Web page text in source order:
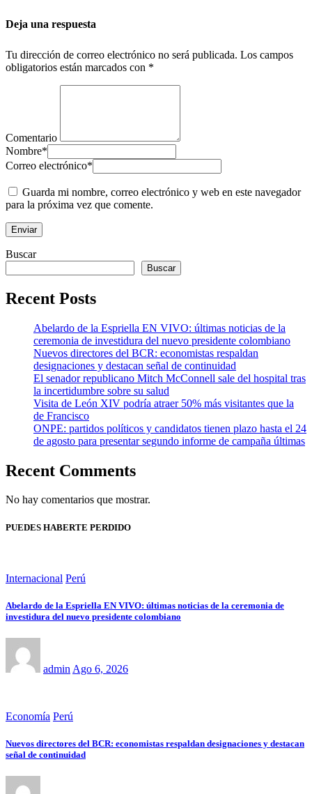
Deja una respuesta
Tu dirección de correo electrónico no será publicada. Los campos
obligatorios están marcados con *
Comentario
Nombre*
Correo electrónico*
Guarda mi nombre, correo electrónico y web en este navegador
para la próxima vez que comente.
Buscar
Buscar
Recent Posts
Abelardo de la Espriella EN VIVO: últimas noticias de la
ceremonia de investidura del nuevo presidente colombiano
Nuevos directores del BCR: economistas respaldan
designaciones y destacan señal de continuidad
El senador republicano Mitch McConnell sale del hospital tras
la incertidumbre sobre su salud
Visita de León XIV podría atraer 50% más visitantes que la
de Francisco
ONPE: partidos políticos y candidatos tienen plazo hasta el 24
de agosto para presentar segundo informe de campaña últimas
Recent Comments
No hay comentarios que mostrar.
PUEDES HABERTE PERDIDO
Internacional Perú
Abelardo de la Espriella EN VIVO: últimas noticias de la ceremonia de
investidura del nuevo presidente colombiano
admin Ago 6, 2026
Economía Perú
Nuevos directores del BCR: economistas respaldan designaciones y destacan
señal de continuidad